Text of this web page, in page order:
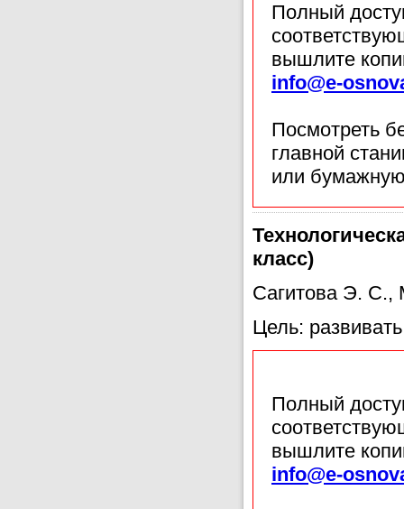
Полный
вышлите
info@e-
Посмотреть
главной
или
класс)
Сагитова Э.
Цель:
Полный
вышлите
info@e-